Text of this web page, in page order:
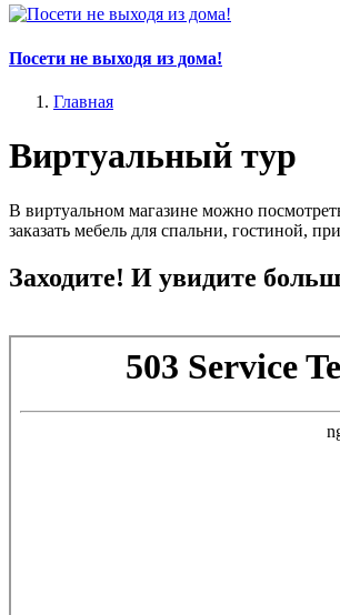
Посети не выходя из дома!
Главная
Виртуальный тур
В виртуальном магазине можно
заказать мебель для спальни, гостиной,
Заходите! И увидите